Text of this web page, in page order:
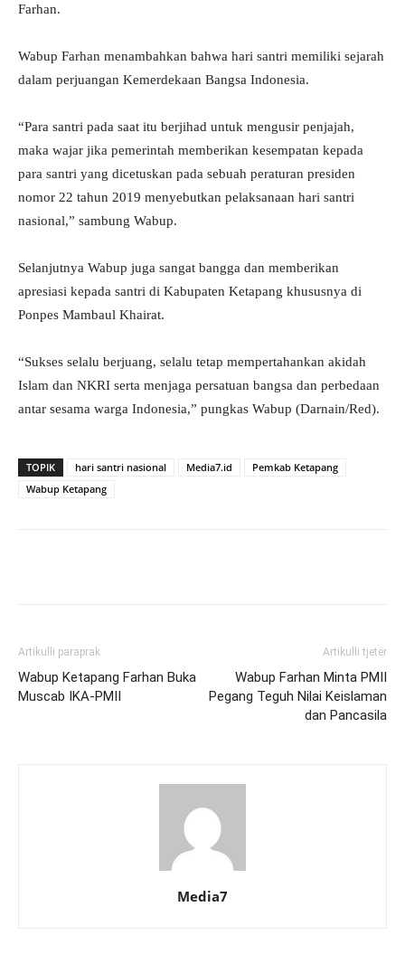
Farhan.
Wabup Farhan menambahkan bahwa hari santri memiliki sejarah
dalam perjuangan Kemerdekaan Bangsa Indonesia.
“Para santri pada saat itu berjihad untuk mengusir penjajah,
maka wajar jika pemerintah memberikan kesempatan kepada
para santri yang dicetuskan pada sebuah peraturan presiden
nomor 22 tahun 2019 menyebutkan pelaksanaan hari santri
nasional,” sambung Wabup.
Selanjutnya Wabup juga sangat bangga dan memberikan
apresiasi kepada santri di Kabupaten Ketapang khususnya di
Ponpes Mambaul Khairat.
“Sukses selalu berjuang, selalu tetap mempertahankan akidah
Islam dan NKRI serta menjaga persatuan bangsa dan perbedaan
antar sesama warga Indonesia,” pungkas Wabup (Darnain/Red).
TOPIK hari santri nasional Media7.id
Pemkab Ketapang
Wabup Ketapang
Artikulli paraprak
Wabup Ketapang Farhan Buka
Muscab IKA-PMII
Artikulli tjetër
Wabup Farhan Minta PMII
Pegang Teguh Nilai Keislaman
dan Pancasila
Media7